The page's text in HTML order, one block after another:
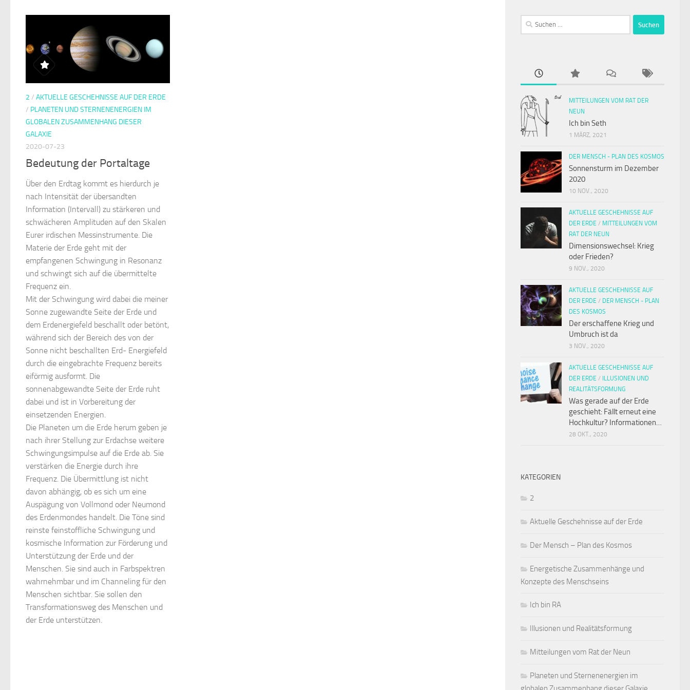
2 / AKTUELLE GESCHEHNISSE AUF DER ERDE
/ PLANETEN UND STERNENENERGIEN IM
GLOBALEN ZUSAMMENHANG DIESER
GALAXIE
2020-07-23
Bedeutung der Portaltage
Über den Erdtag kommt es hierdurch je
nach Intensität der übersandten
Information (Intervall) zu stärkeren und
schwächeren Amplituden auf den Skalen
Eurer irdischen Messinstrumente. Die
Materie der Erde geht mit der
empfangenen Schwingung in Resonanz
und schwingt sich auf die übermittelte
Frequenz ein.
Mit der Schwingung wird dabei die meiner
Sonne zugewandte Seite der Erde und
dem Erdenergiefeld beschallt oder betönt,
während sich der Bereich des von der
Sonne nicht beschallten Erd- Energiefeld
durch die eingebrachte Frequenz bereits
eiförmig ausformt. Die
sonnenabgewandte Seite der Erde ruht
dabei und ist in Vorbereitung der
einsetzenden Energien.
Die Planeten um die Erde herum geben je
nach ihrer Stellung zur Erdachse weitere
Schwingungsimpulse auf die Erde ab. Sie
verstärken die Energie durch ihre
Frequenz. Die Übermittlung ist nicht
davon abhängig, ob es sich um eine
Auspägung von Vollmond oder Neumond
des Erdenmondes handelt. Die Töne sind
reinste feinstoffliche Schwingung und
kosmische Information zur Förderung und
Unterstützung der Erde und der
Menschen. Sie sind auch in Farbspektren
wahrnehmbar und im Channeling für den
Menschen sichtbar. Sie sollen den
Transformationsweg des Menschen und
der Erde unterstützen.
Suchen
nach:
MITTEILUNGEN VOM RAT DER
NEUN
Ich bin Seth
1 MÄRZ, 2021
DER MENSCH - PLAN DES KOSMOS
Sonnensturm im Dezember
2020
10 NOV., 2020
AKTUELLE GESCHEHNISSE AUF
DER ERDE / MITTEILUNGEN VOM
RAT DER NEUN
Dimensionswechsel: Krieg
oder Frieden?
9 NOV., 2020
AKTUELLE GESCHEHNISSE AUF
DER ERDE / DER MENSCH - PLAN
DES KOSMOS
Der erschaffene Krieg und
Umbruch ist da
3 NOV., 2020
AKTUELLE GESCHEHNISSE AUF
DER ERDE /
ILLUSIONEN UND
REALITÄTSFORMUNG
Was gerade auf der Erde
geschieht: Fällt erneut eine
Hochkultur? Informationen…
28 OKT., 2020
KATEGORIEN
2
Aktuelle Geschehnisse auf der Erde
Der Mensch – Plan des Kosmos
Energetische Zusammenhänge und
Konzepte des Menschseins
Ich bin RA
Illusionen und Realitätsformung
Mitteilungen vom Rat der Neun
Planeten und Sternenenergien im